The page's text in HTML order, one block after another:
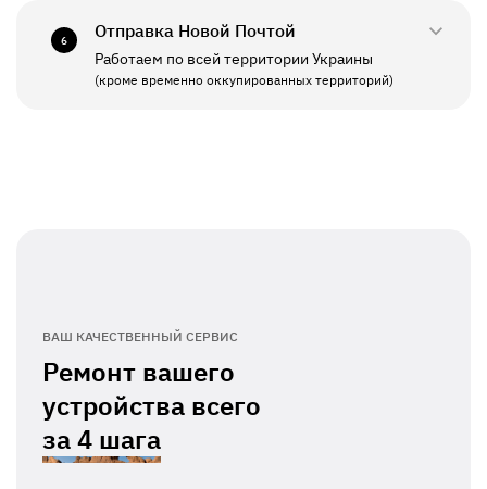
ПН - ПТ
11:00 - 19:00
Выходной
6 Отправка Новой Почтой
Работаем по всей территории Украины
(кроме временно оккупированных территорий)
ВАШ КАЧЕСТВЕННЫЙ СЕРВИС
Ремонт вашего
устройства всего
за4 шага